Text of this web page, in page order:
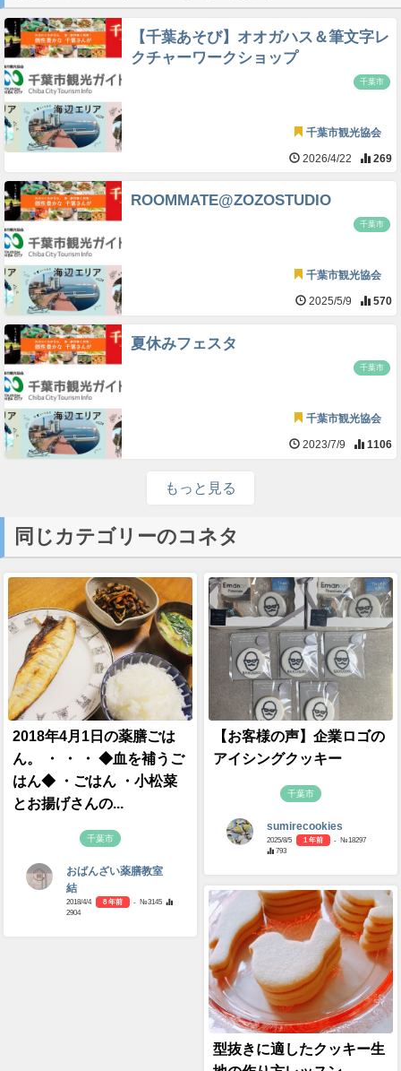
【千葉あそび】オオガハス＆筆文字レ
クチャーワークショップ
千葉市
千葉市観光協会
2026/4/22 269
ROOMMATE@ZOZOSTUDIO
千葉市
千葉市観光協会
2025/5/9 570
夏休みフェスタ
千葉市
千葉市観光協会
2023/7/9 1106
もっと見る
同じカテゴリーのコネタ
2018年4月1日の薬膳ごは
ん。 ・ ・ ・ ◆血を補うご
はん◆ ・ごはん ・小松菜
とお揚げさんの...
千葉市
おばんざい薬膳教室
結
2018/4/4 8 年前
- №3145
2904
【お客様の声】企業ロゴの
アイシングクッキー
千葉市
sumirecookies
2025/8/5 1 年前
- №18297
793
型抜きに適したクッキー生